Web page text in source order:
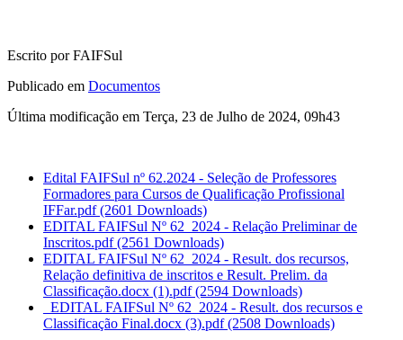
Escrito por FAIFSul
Publicado em Documentos
Última modificação em Terça, 23 de Julho de 2024, 09h43
Edital FAIFSul nº 62.2024 - Seleção de Professores
Formadores para Cursos de Qualificação Profissional
IFFar.pdf(2601 Downloads)
EDITAL FAIFSul Nº 62_2024 - Relação Preliminar de
Inscritos.pdf(2561 Downloads)
EDITAL FAIFSul Nº 62_2024 - Result. dos recursos,
Relação definitiva de inscritos e Result. Prelim. da
Classificação.docx (1).pdf(2594 Downloads)
_EDITAL FAIFSul Nº 62_2024 - Result. dos recursos e
Classificação Final.docx (3).pdf(2508 Downloads)